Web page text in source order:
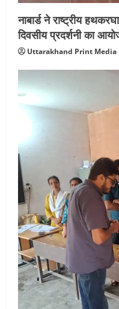
नाबार्ड ने राष्ट्रीय
दिवसीय प्रदर्शनी का
Uttarakhand Print Media